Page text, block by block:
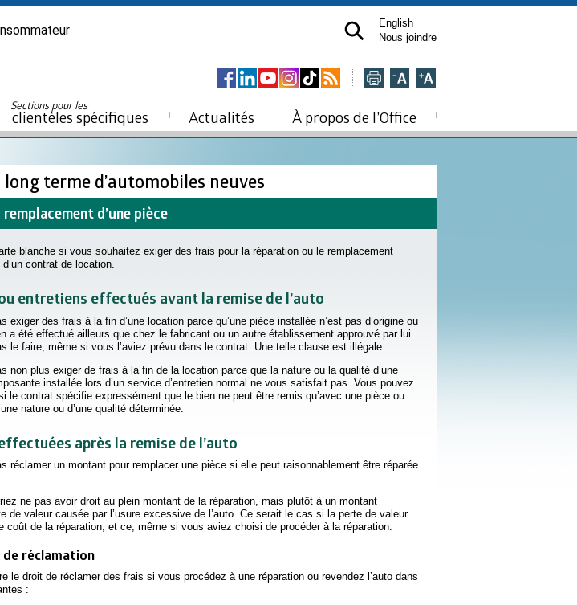
English
Nous joindre
Sections pour les
clientèles spécifiques Actualités À propos de l’Office
terme d’automobiles neuves
d’une pièce
blanche si vous souhaitez exiger des frais pour la réparation ou le remplacement
contrat de location.
entretiens effectués avant la remise de l’auto
exiger des frais à la fin d’une location parce qu’une pièce installée n’est pas d’origine ou
a été effectué ailleurs que chez le fabricant ou un autre établissement approuvé par lui.
le faire, même si vous l’aviez prévu dans le contrat. Une telle clause est illégale.
non plus exiger de frais à la fin de la location parce que la nature ou la qualité d’une
installée lors d’un service d’entretien normal ne vous satisfait pas. Vous pouvez
le contrat spécifie expressément que le bien ne peut être remis qu’avec une pièce ou
nature ou d’une qualité déterminée.
après la remise de l’auto
réclamer un montant pour remplacer une pièce si elle peut raisonnablement être réparée
ne pas avoir droit au plein montant de la réparation, mais plutôt à un montant
de valeur causée par l’usure excessive de l’auto. Ce serait le cas si la perte de valeur
coût de la réparation, et ce, même si vous aviez choisi de procéder à la réparation.
réclamation
le droit de réclamer des frais si vous procédez à une réparation ou revendez l’auto dans
: